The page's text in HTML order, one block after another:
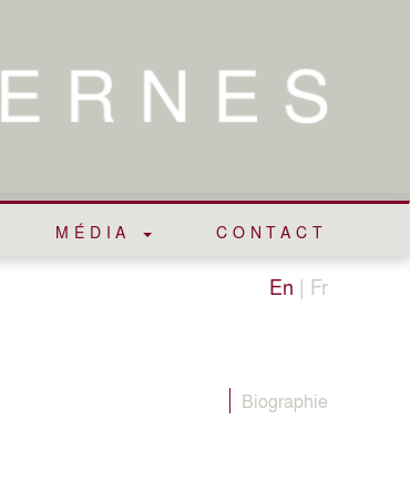
MÉDIA CONTACT
En | Fr
Biographie